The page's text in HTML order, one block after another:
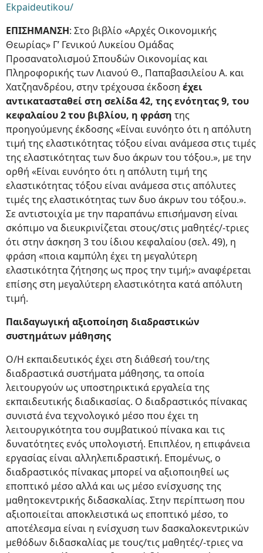
Ekpaideutikou/
ΕΠΙΣΗΜΑΝΣΗ: Στο βιβλίο «Αρχές Οικονομικής
Θεωρίας» Γ’ Γενικού Λυκείου Ομάδας
Προσανατολισμού Σπουδών Οικονομίας και
Πληροφορικής των Λιανού Θ., Παπαβασιλείου Α. και
Χατζηανδρέου, στην τρέχουσα έκδοση έχει
αντικατασταθεί στη σελίδα 42, της ενότητας 9, του
κεφαλαίου 2 του βιβλίου, η φράση της
προηγούμενης έκδοσης «Είναι ευνόητο ότι η απόλυτη
τιμή της ελαστικότητας τόξου είναι ανάμεσα στις τιμές
της ελαστικότητας των δυο άκρων του τόξου.», με την
ορθή «Είναι ευνόητο ότι η απόλυτη τιμή της
ελαστικότητας τόξου είναι ανάμεσα στις απόλυτες
τιμές της ελαστικότητας των δυο άκρων του τόξου.».
Σε αντιστοιχία με την παραπάνω επισήμανση είναι
σκόπιμο να διευκρινίζεται στους/στις μαθητές/-τριες
ότι στην άσκηση 3 του ίδιου κεφαλαίου (σελ. 49), η
φράση «ποια καμπύλη έχει τη μεγαλύτερη
ελαστικότητα ζήτησης ως προς την τιμή;» αναφέρεται
επίσης στη μεγαλύτερη ελαστικότητα κατά απόλυτη
τιμή.
Παιδαγωγική αξιοποίηση διαδραστικών
συστημάτων μάθησης
Ο/Η εκπαιδευτικός έχει στη διάθεσή του/της
διαδραστικά συστήματα μάθησης, τα οποία
λειτουργούν ως υποστηρικτικά εργαλεία της
εκπαιδευτικής διαδικασίας. Ο διαδραστικός πίνακας
συνιστά ένα τεχνολογικό μέσο που έχει τη
λειτουργικότητα του συμβατικού πίνακα και τις
δυνατότητες ενός υπολογιστή. Επιπλέον, η επιφάνεια
εργασίας είναι αλληλεπιδραστική. Επομένως, ο
διαδραστικός πίνακας μπορεί να αξιοποιηθεί ως
εποπτικό μέσο αλλά και ως μέσο ενίσχυσης της
μαθητοκεντρικής διδασκαλίας. Στην περίπτωση που
αξιοποιείται αποκλειστικά ως εποπτικό μέσο, το
αποτέλεσμα είναι η ενίσχυση των δασκαλοκεντρικών
μεθόδων διδασκαλίας με τους/τις μαθητές/-τριες να